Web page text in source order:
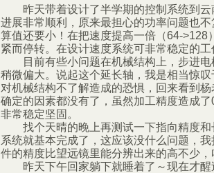
昨天带着设计了半学期的控制系统到云
进展非常顺利，原来最担心的功率问题也
算值还要小！在把速度提高一倍（64->128
紧而停转。在设计速度系统可非常稳定的工
目前有些小问题在机械结构上，步进电
稍微偏大。说起这个延长轴，我是相当惊
对机械结构不了解造成的恐惧，回来看到
确定的因素都没有了，虽然加工精度造成
非常稳定坚固。
找个天晴的晚上再测试一下指向精度和
系统就基本完成了，这应该没什么问题，
件的精度比望远镜里能分辨出来的高不少
昨天下午回家躺下就睡着了～现在才醒